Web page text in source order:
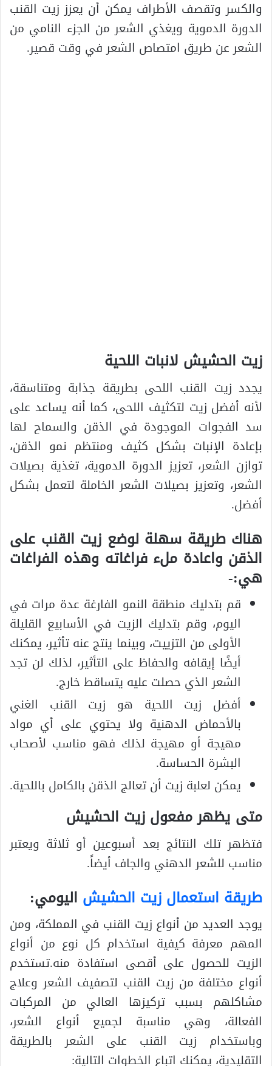
والكسر وتقصف الأطراف يمكن أن يعزز زيت القنب
الدورة الدموية ويغذي الشعر من الجزء النامي من
الشعر عن طريق امتصاص الشعر في وقت قصير.
زيت الحشيش لانبات اللحية
يجدد زيت القنب اللحى بطريقة جذابة ومتناسقة،
لأنه أفضل زيت لتكثيف اللحى، كما أنه يساعد على
سد الفجوات الموجودة في الذقن والسماح لها
بإعادة الإنبات بشكل كثيف ومنتظم نمو الذقن،
توازن الشعر، تعزيز الدورة الدموية، تغذية بصيلات
الشعر، وتعزيز بصيلات الشعر الخاملة لتعمل بشكل
أفضل.
هناك طريقة سهلة لوضع زيت القنب على
الذقن واعادة ملء فراغاته وهذه الفراغات
هي:-
قم بتدليك منطقة النمو الفارغة عدة مرات في
اليوم، وقم بتدليك الزيت في الأسابيع القليلة
الأولى من التزييت، وبينما ينتج عنه تأثير، يمكنك
أيضًا إيقافه والحفاظ على التأثير، لذلك لن تجد
الشعر الذي حصلت عليه يتساقط خارج.
أفضل زيت اللحية هو زيت القنب الغني
بالأحماض الدهنية ولا يحتوي على أي مواد
مهيجة أو مهيجة لذلك فهو مناسب لأصحاب
البشرة الحساسة.
يمكن لعلبة زيت أن تعالج الذقن بالكامل باللحية.
متى يظهر مفعول زيت الحشيش
فتظهر تلك النتائج بعد أسبوعين أو ثلاثة ويعتبر
مناسب للشعر الدهني والجاف أيضاً.
طريقة استعمال زيت الحشيش اليومي:
يوجد العديد من أنواع زيت القنب في المملكة، ومن
المهم معرفة كيفية استخدام كل نوع من أنواع
الزيت للحصول على أقصى استفادة منه.تستخدم
أنواع مختلفة من زيت القنب لتصفيف الشعر وعلاج
مشاكلهم بسبب تركيزها العالي من المركبات
الفعالة، وهي مناسبة لجميع أنواع الشعر،
وباستخدام زيت القنب على الشعر بالطريقة
التقليدية، يمكنك اتباع الخطوات التالية: